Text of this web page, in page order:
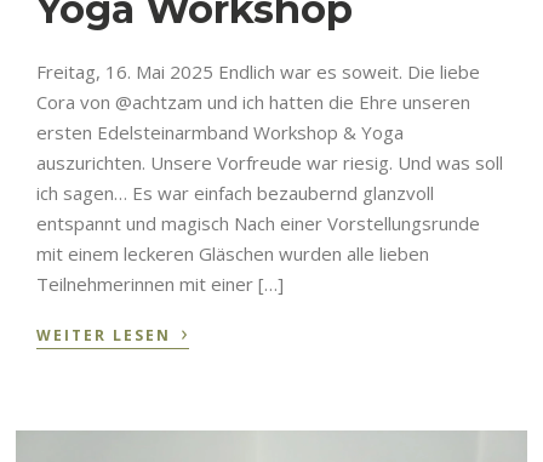
Freitag, 16. Mai 2025 Endlich war es soweit. Die liebe
Cora von @achtzam und ich hatten die Ehre unseren
ersten Edelsteinarmband Workshop & Yoga
auszurichten. Unsere Vorfreude war riesig. Und was soll
ich sagen… Es war einfach bezaubernd glanzvoll
entspannt und magisch Nach einer Vorstellungsrunde
mit einem leckeren Gläschen wurden alle lieben
Teilnehmerinnen mit einer […]
WEITER LESEN ›